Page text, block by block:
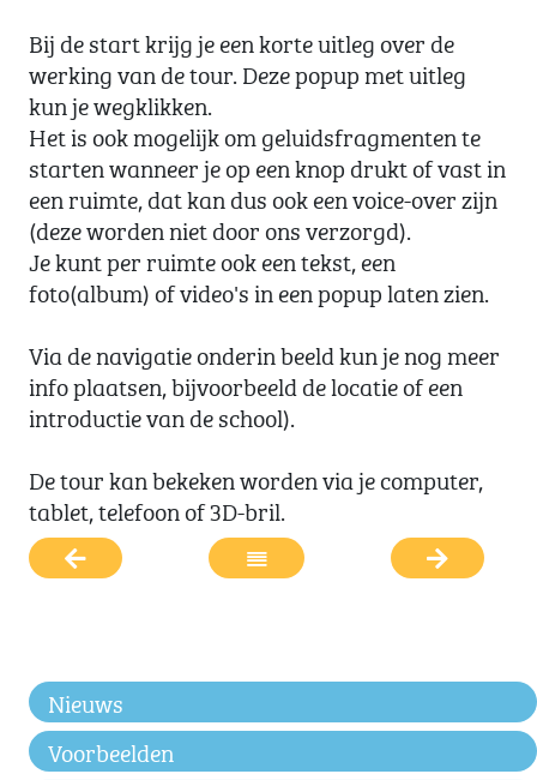
Bij de start krijg je een korte uitleg over de
werking van de tour. Deze popup met uitleg
kun je wegklikken.
Het is ook mogelijk om geluidsfragmenten te
starten wanneer je op een knop drukt of vast in
een ruimte, dat kan dus ook een voice-over zijn
(deze worden niet door ons verzorgd).
Je kunt per ruimte ook een tekst, een
foto(album) of video's in een popup laten zien.
Via de navigatie onderin beeld kun je nog meer
info plaatsen, bijvoorbeeld de locatie of een
introductie van de school).
De tour kan bekeken worden via je computer,
tablet, telefoon of 3D-bril.
Nieuws
Voorbeelden